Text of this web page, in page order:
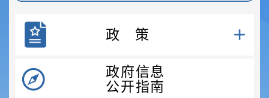
政策
政府信息
公开指南